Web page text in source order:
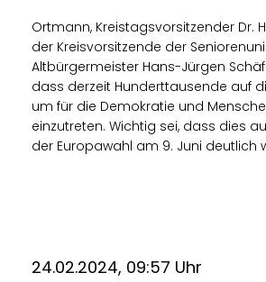
Ortmann, Kreistagsvorsitzender Dr.
der Kreisvorsitzende der
Altbürgermeister Hans-Jürgen
dass derzeit Hunderttausende auf
um für die Demokratie und
einzutreten. Wichtig sei, dass dies
der Europawahl am 9. Juni deutlich
24.02.2024, 09:57 Uhr